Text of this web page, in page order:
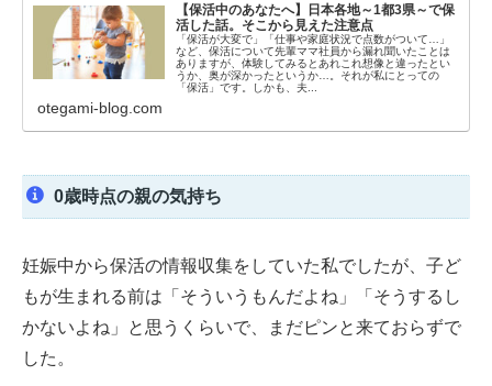
【保活中のあなたへ】日本各地～1都3県～で保
活した話。そこから見えた注意点
「保活が大変で」「仕事や家庭状況で点数がついて…」
など、保活について先輩ママ社員から漏れ聞いたことは
ありますが、体験してみるとあれこれ想像と違ったとい
うか、奥が深かったというか…。それが私にとっての
「保活」です。しかも、夫...
otegami-blog.com
0歳時点の親の気持ち
妊娠中から保活の情報収集をしていた私でしたが、子ど
もが生まれる前は「そういうもんだよね」「そうするし
かないよね」と思うくらいで、まだピンと来ておらずで
した。